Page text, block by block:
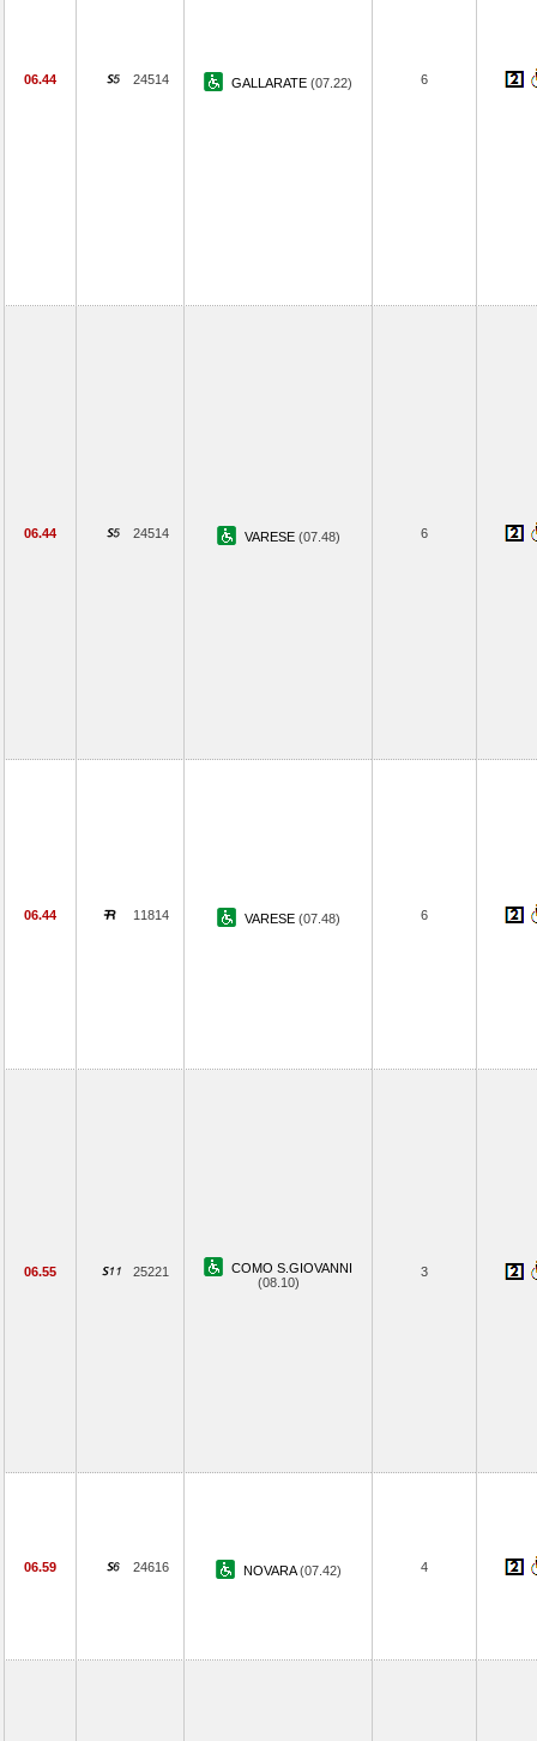
06.44 24514 GALLARATE (07.22) 6
06.44 24514 VARESE (07.48) 6
06.44 11814 VARESE (07.48) 6
06.55 25221
COMO S.GIOVANNI
(08.10)
3
06.59 24616 NOVARA(07.42) 4